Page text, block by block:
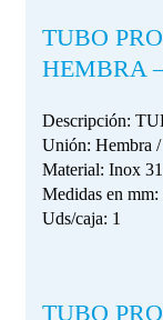
TUBO
HEMBRA
Descripción:
Unión: Hembra
Material: Inox
Medidas en
Uds/caja: 1
TUBO